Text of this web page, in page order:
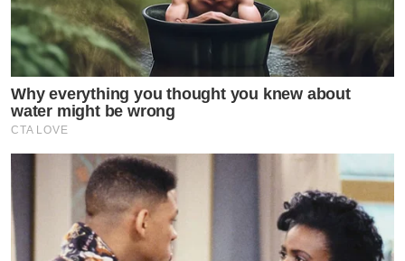
Why everything you thought you knew about
water might be wrong
CTA LOVE